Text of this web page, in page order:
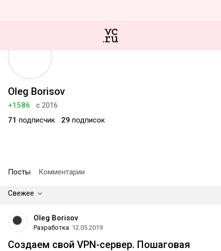
Oleg Borisov
+1586
с 2016
71 подписчик 29 подписок
Посты Комментарии
Свежее
Oleg Borisov
Разработка 12.05.2019
Создаем свой VPN-сервер. Пошаговая